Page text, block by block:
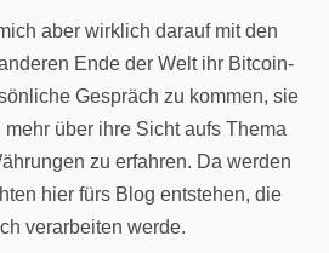
aber wirklich darauf mit den
Ende der Welt ihr Bitcoin-
Gespräch zu kommen, sie
über ihre Sicht aufs Thema
zu erfahren. Da werden
hier fürs Blog entstehen, die
verarbeiten werde.